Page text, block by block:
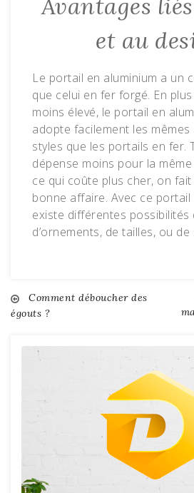
Avantages
et au
Le portail en aluminium a un
que celui en fer forgé. En
moins élevé, le portail en
adopte facilement les
styles que les portails en fer.
dépense moins pour la
ce qui coûte plus cher, on
bonne affaire. Avec ce portail
existe différentes possibilités
d’ornements, de tailles, ou de
Navigation
de
Comment déboucher des
égouts ?